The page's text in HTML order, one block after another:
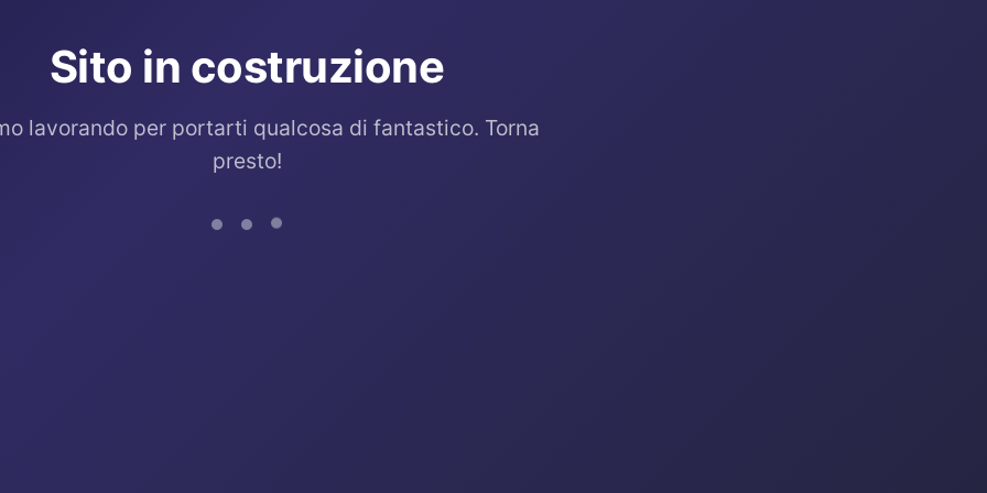
Sito in costruzione
lavorando per portarti qualcosa di fantastico. Torna
presto!